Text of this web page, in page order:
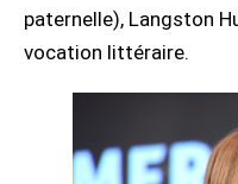
paternelle), Langston
vocation littéraire.